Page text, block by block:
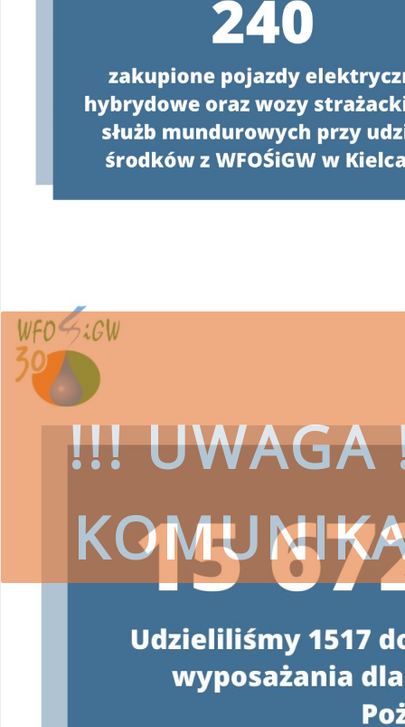
W związku z realizacją Programu„Czyste
wsparcie w uzyskaniu dofinansowania i
!!! UWAGA
Wojewódzki Fundusz Ochrony